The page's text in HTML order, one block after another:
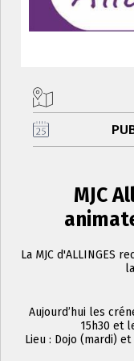
MJC
La MJC d'ALLINGES
Aujourd’hui les
15h30 et
Lieu : Dojo (mardi)